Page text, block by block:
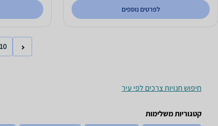
לפרטים נוספים
חיפוש חנויות צרכים לפי עיר
קטגוריות משלימות